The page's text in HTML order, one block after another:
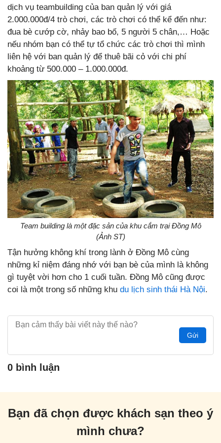
dịch vụ teambuilding của ban quản lý với giá
2.000.000đ/4 trò chơi, các trò chơi có thể kể đến như:
đua bè cướp cờ, nhảy bao bố, 5 người 5 chân,… Hoặc
nếu nhóm bạn có thể tự tổ chức các trò chơi thì mình
liên hệ với ban quản lý để thuê bãi cỏ với chi phí
khoảng từ 500.000 – 1.000.000đ.
Team building là một đặc sản của khu cắm trại Đồng Mô
(Ảnh ST)
Tận hưởng không khí trong lành ở Đồng Mô cùng
những kỉ niệm đáng nhớ với bạn bè của mình là không
gì tuyệt vời hơn cho 1 cuối tuần. Đồng Mô cũng được
coi là một trong số những khu du lịch sinh thái Hà Nội.
Gửi
0 bình luận
Bạn đã chọn được khách sạn theo ý
mình chưa?